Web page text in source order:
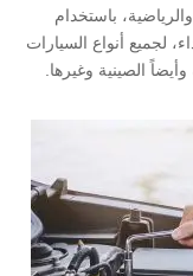
باستخدام
لجميع أنواع السيارات
وأيضاً الصينية وغيرها.